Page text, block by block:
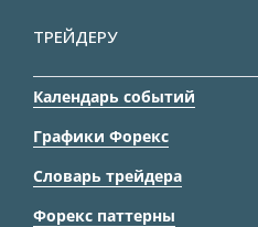
ТРЕЙДЕРУ
Календарь событий
Графики Форекс
Словарь трейдера
Форекс паттерны